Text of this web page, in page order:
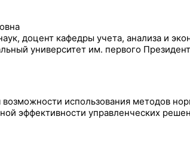
доцент кафедры учета, анализа и
университет им. первого
возможности использования методов
эффективности управленческих